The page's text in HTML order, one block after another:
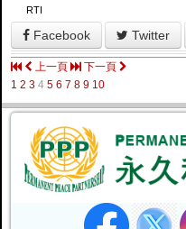
RTI
Facebook Twitter
上一頁
下一頁
1 2 3 4 5 6 7 8 9 10